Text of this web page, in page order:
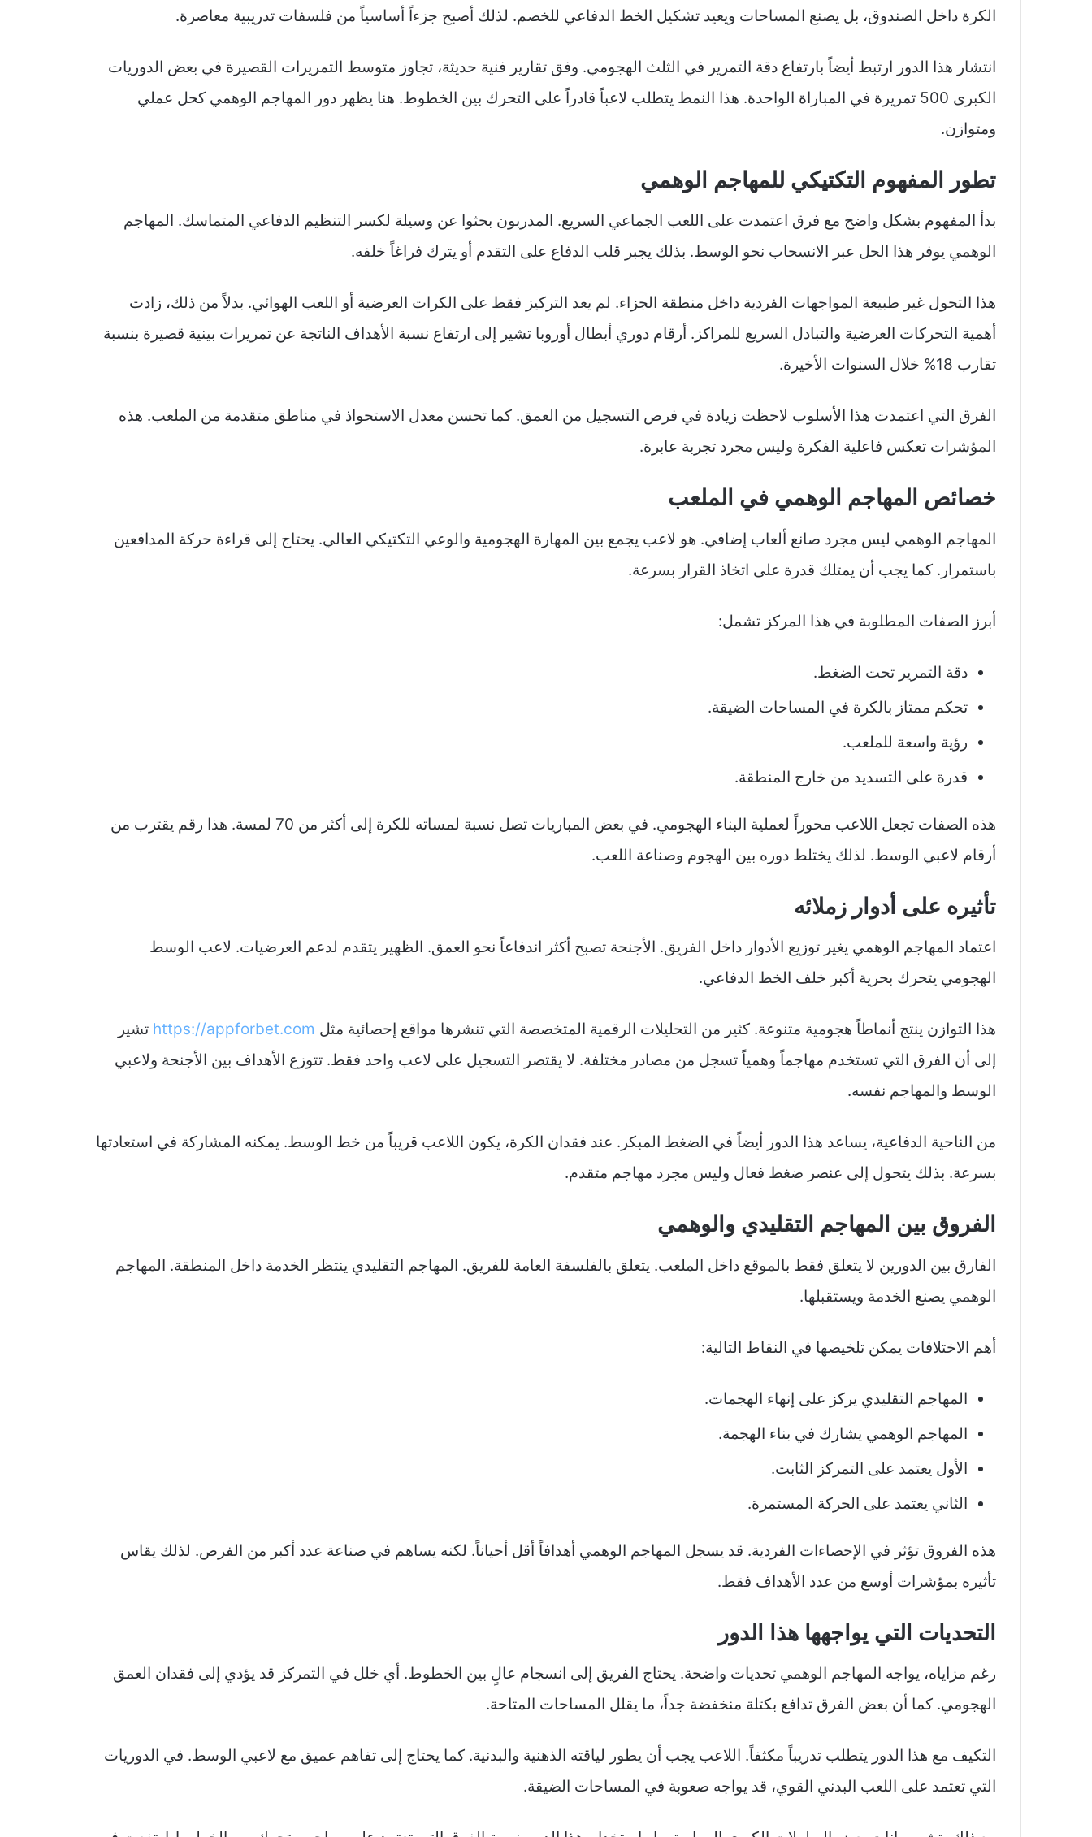
الكرة داخل الصندوق، بل يصنع المساحات ويعيد تشكيل الخط الدفاعي للخصم. لذلك أصبح جزءاً أساسياً من فلسفات تدريبية معاصرة.
انتشار هذا الدور ارتبط أيضاً بارتفاع دقة التمرير في الثلث الهجومي. وفق تقارير فنية حديثة، تجاوز متوسط التمريرات القصيرة في بعض الدوريات
الكبرى 500 تمريرة في المباراة الواحدة. هذا النمط يتطلب لاعباً قادراً على التحرك بين الخطوط. هنا يظهر دور المهاجم الوهمي كحل عملي
ومتوازن.
تطور المفهوم التكتيكي للمهاجم الوهمي
بدأ المفهوم بشكل واضح مع فرق اعتمدت على اللعب الجماعي السريع. المدربون بحثوا عن وسيلة لكسر التنظيم الدفاعي المتماسك. المهاجم
الوهمي يوفر هذا الحل عبر الانسحاب نحو الوسط. بذلك يجبر قلب الدفاع على التقدم أو يترك فراغاً خلفه.
هذا التحول غير طبيعة المواجهات الفردية داخل منطقة الجزاء. لم يعد التركيز فقط على الكرات العرضية أو اللعب الهوائي. بدلاً من ذلك، زادت
أهمية التحركات العرضية والتبادل السريع للمراكز. أرقام دوري أبطال أوروبا تشير إلى ارتفاع نسبة الأهداف الناتجة عن تمريرات بينية قصيرة بنسبة
تقارب 18% خلال السنوات الأخيرة.
الفرق التي اعتمدت هذا الأسلوب لاحظت زيادة في فرص التسجيل من العمق. كما تحسن معدل الاستحواذ في مناطق متقدمة من الملعب. هذه
المؤشرات تعكس فاعلية الفكرة وليس مجرد تجربة عابرة.
خصائص المهاجم الوهمي في الملعب
المهاجم الوهمي ليس مجرد صانع ألعاب إضافي. هو لاعب يجمع بين المهارة الهجومية والوعي التكتيكي العالي. يحتاج إلى قراءة حركة المدافعين
باستمرار. كما يجب أن يمتلك قدرة على اتخاذ القرار بسرعة.
أبرز الصفات المطلوبة في هذا المركز تشمل:
دقة التمرير تحت الضغط.
تحكم ممتاز بالكرة في المساحات الضيقة.
رؤية واسعة للملعب.
قدرة على التسديد من خارج المنطقة.
هذه الصفات تجعل اللاعب محوراً لعملية البناء الهجومي. في بعض المباريات تصل نسبة لمساته للكرة إلى أكثر من 70 لمسة. هذا رقم يقترب من
أرقام لاعبي الوسط. لذلك يختلط دوره بين الهجوم وصناعة اللعب.
تأثيره على أدوار زملائه
اعتماد المهاجم الوهمي يغير توزيع الأدوار داخل الفريق. الأجنحة تصبح أكثر اندفاعاً نحو العمق. الظهير يتقدم لدعم العرضيات. لاعب الوسط
الهجومي يتحرك بحرية أكبر خلف الخط الدفاعي.
هذا التوازن ينتج أنماطاً هجومية متنوعة. كثير من التحليلات الرقمية المتخصصة التي تنشرها مواقع إحصائية مثل https://appforbet.com تشير
إلى أن الفرق التي تستخدم مهاجماً وهمياً تسجل من مصادر مختلفة. لا يقتصر التسجيل على لاعب واحد فقط. تتوزع الأهداف بين الأجنحة ولاعبي
الوسط والمهاجم نفسه.
من الناحية الدفاعية، يساعد هذا الدور أيضاً في الضغط المبكر. عند فقدان الكرة، يكون اللاعب قريباً من خط الوسط. يمكنه المشاركة في استعادتها
بسرعة. بذلك يتحول إلى عنصر ضغط فعال وليس مجرد مهاجم متقدم.
الفروق بين المهاجم التقليدي والوهمي
الفارق بين الدورين لا يتعلق فقط بالموقع داخل الملعب. يتعلق بالفلسفة العامة للفريق. المهاجم التقليدي ينتظر الخدمة داخل المنطقة. المهاجم
الوهمي يصنع الخدمة ويستقبلها.
أهم الاختلافات يمكن تلخيصها في النقاط التالية:
المهاجم التقليدي يركز على إنهاء الهجمات.
المهاجم الوهمي يشارك في بناء الهجمة.
الأول يعتمد على التمركز الثابت.
الثاني يعتمد على الحركة المستمرة.
هذه الفروق تؤثر في الإحصاءات الفردية. قد يسجل المهاجم الوهمي أهدافاً أقل أحياناً. لكنه يساهم في صناعة عدد أكبر من الفرص. لذلك يقاس
تأثيره بمؤشرات أوسع من عدد الأهداف فقط.
التحديات التي يواجهها هذا الدور
رغم مزاياه، يواجه المهاجم الوهمي تحديات واضحة. يحتاج الفريق إلى انسجام عالٍ بين الخطوط. أي خلل في التمركز قد يؤدي إلى فقدان العمق
الهجومي. كما أن بعض الفرق تدافع بكتلة منخفضة جداً، ما يقلل المساحات المتاحة.
التكيف مع هذا الدور يتطلب تدريباً مكثفاً. اللاعب يجب أن يطور لياقته الذهنية والبدنية. كما يحتاج إلى تفاهم عميق مع لاعبي الوسط. في الدوريات
التي تعتمد على اللعب البدني القوي، قد يواجه صعوبة في المساحات الضيقة.